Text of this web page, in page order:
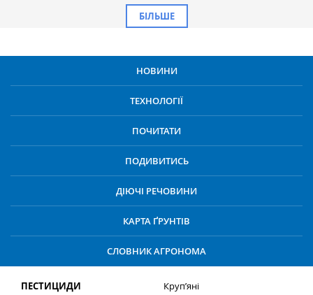
БІЛЬШЕ
НОВИНИ
ТЕХНОЛОГІЇ
ПОЧИТАТИ
ПОДИВИТИСЬ
ДІЮЧІ РЕЧОВИНИ
КАРТА ҐРУНТІВ
СЛОВНИК АГРОНОМА
ПЕСТИЦИДИ
Круп’яні